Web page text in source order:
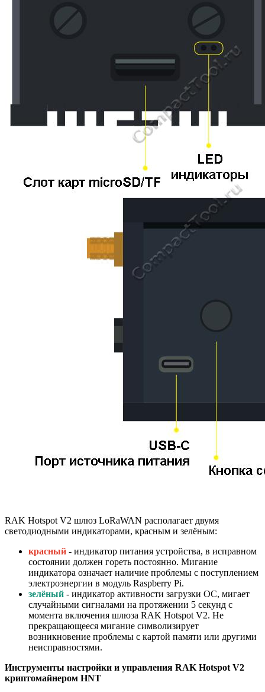
RAK Hotspot V2 шлюз LoRaWAN располагает двумя
светодиодными индикаторами, красным и зелёным:
красный - индикатор питания устройства, в исправном
состоянии должен гореть постоянно. Мигание
индикатора означает наличие проблемы с поступлением
электроэнергии в модуль Raspberry Pi.
зелёный - индикатор активности загрузки ОС, мигает
случайными сигналами на протяжении 5 секунд с
момента включения шлюза RAK Hotspot V2. Не
прекращающееся мигание символизирует
возникновение проблемы с картой памяти или другими
неисправностями.
Инструменты настройки и управления RAK Hotspot V2
криптомайнером HNT